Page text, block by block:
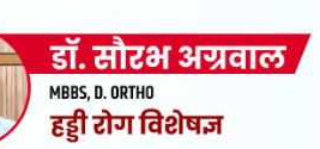
आसपास पूछताछ के बाद भी वाहन का कोई पता नहीं
है, जिसका इंजन नंबर 04K27E17360 तथा
रुपये बताई गई है। वाहन चोरी की यह घटना